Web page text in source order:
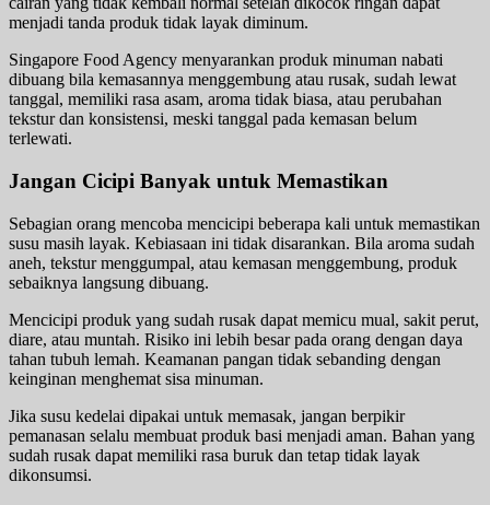
menjadi tanda produk tidak layak diminum.
Singapore Food Agency menyarankan produk minuman nabati
dibuang bila kemasannya menggembung atau rusak, sudah lewat
tanggal, memiliki rasa asam, aroma tidak biasa, atau perubahan
tekstur dan konsistensi, meski tanggal pada kemasan belum
terlewati.
Jangan Cicipi Banyak untuk Memastikan
Sebagian orang mencoba mencicipi beberapa kali untuk memastikan
susu masih layak. Kebiasaan ini tidak disarankan. Bila aroma sudah
aneh, tekstur menggumpal, atau kemasan menggembung, produk
sebaiknya langsung dibuang.
Mencicipi produk yang sudah rusak dapat memicu mual, sakit perut,
diare, atau muntah. Risiko ini lebih besar pada orang dengan daya
tahan tubuh lemah. Keamanan pangan tidak sebanding dengan
keinginan menghemat sisa minuman.
Jika susu kedelai dipakai untuk memasak, jangan berpikir
pemanasan selalu membuat produk basi menjadi aman. Bahan yang
sudah rusak dapat memiliki rasa buruk dan tetap tidak layak
dikonsumsi.